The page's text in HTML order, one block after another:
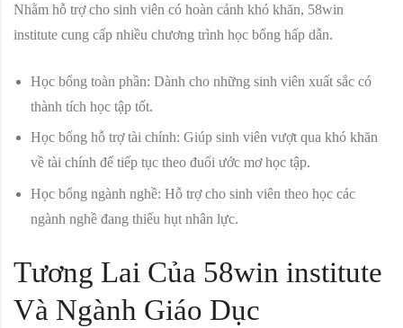
Nhằm hỗ trợ cho sinh viên có hoàn cảnh khó khăn, 58win
institute cung cấp nhiều chương trình học bổng hấp dẫn.
Học bổng toàn phần: Dành cho những sinh viên xuất sắc có
thành tích học tập tốt.
Học bổng hỗ trợ tài chính: Giúp sinh viên vượt qua khó khăn
về tài chính để tiếp tục theo đuổi ước mơ học tập.
Học bổng ngành nghề: Hỗ trợ cho sinh viên theo học các
ngành nghề đang thiếu hụt nhân lực.
Tương Lai Của 58win institute
Và Ngành Giáo Dục